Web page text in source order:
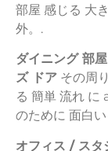
部屋 感じる 大
外。.
ダイニング 部
ズ ドア その周り
る 簡単 流れ に
のために 面白い
オフィス / スタ